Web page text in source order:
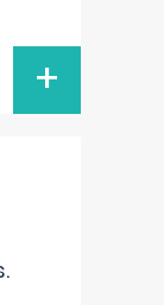
+